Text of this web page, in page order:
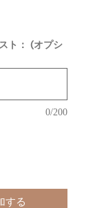
ト： (オプシ
0/200
する